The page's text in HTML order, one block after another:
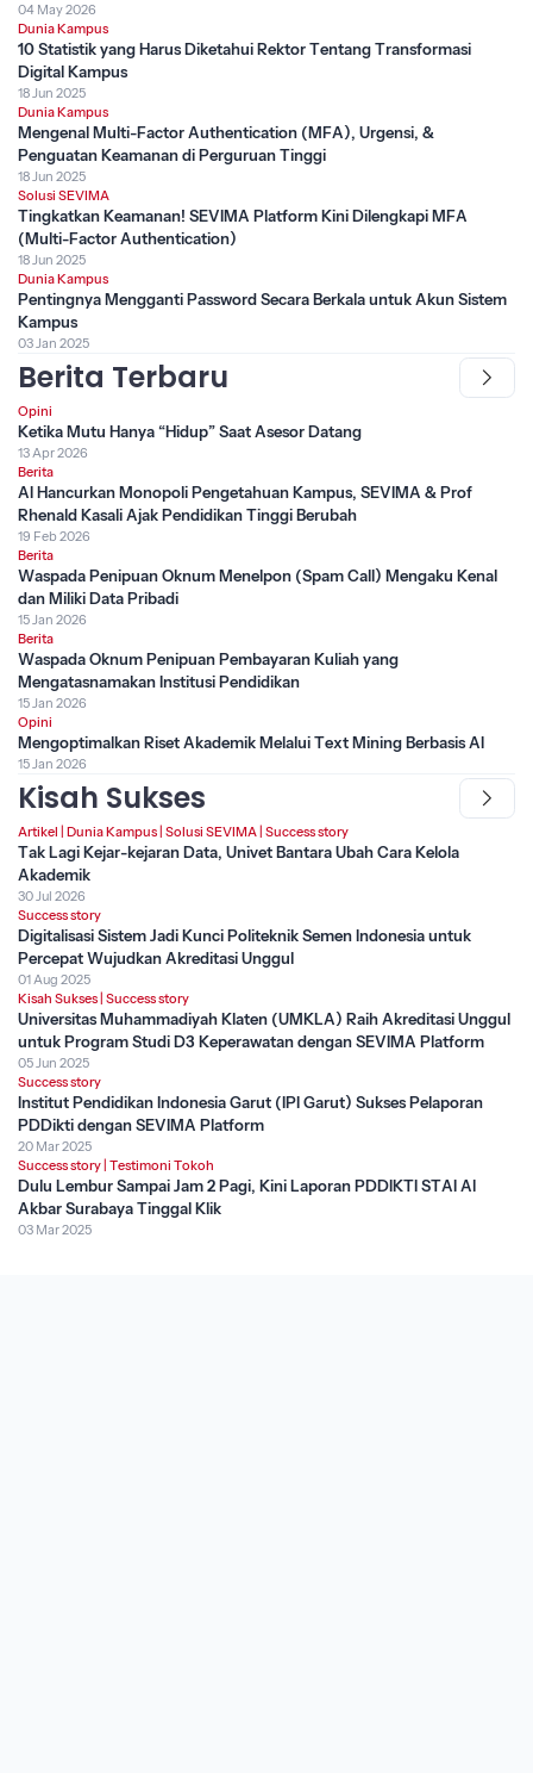
04 May 2026
Dunia Kampus
10 Statistik yang Harus Diketahui Rektor Tentang Transformasi
Digital Kampus
18 Jun 2025
Dunia Kampus
Mengenal Multi-Factor Authentication (MFA), Urgensi, &
Penguatan Keamanan di Perguruan Tinggi
18 Jun 2025
Solusi SEVIMA
Tingkatkan Keamanan! SEVIMA Platform Kini Dilengkapi MFA
(Multi-Factor Authentication)
18 Jun 2025
Dunia Kampus
Pentingnya Mengganti Password Secara Berkala untuk Akun Sistem
Kampus
03 Jan 2025
Berita Terbaru
Opini
Ketika Mutu Hanya “Hidup” Saat Asesor Datang
13 Apr 2026
Berita
AI Hancurkan Monopoli Pengetahuan Kampus, SEVIMA & Prof
Rhenald Kasali Ajak Pendidikan Tinggi Berubah
19 Feb 2026
Berita
Waspada Penipuan Oknum Menelpon (Spam Call) Mengaku Kenal
dan Miliki Data Pribadi
15 Jan 2026
Berita
Waspada Oknum Penipuan Pembayaran Kuliah yang
Mengatasnamakan Institusi Pendidikan
15 Jan 2026
Opini
Mengoptimalkan Riset Akademik Melalui Text Mining Berbasis AI
15 Jan 2026
Kisah Sukses
Artikel Dunia Kampus Solusi SEVIMA Success story
Tak Lagi Kejar-kejaran Data, Univet Bantara Ubah Cara Kelola
Akademik
30 Jul 2026
Success story
Digitalisasi Sistem Jadi Kunci Politeknik Semen Indonesia untuk
Percepat Wujudkan Akreditasi Unggul
01 Aug 2025
Kisah Sukses Success story
Universitas Muhammadiyah Klaten (UMKLA) Raih Akreditasi Unggul
untuk Program Studi D3 Keperawatan dengan SEVIMA Platform
05 Jun 2025
Success story
Institut Pendidikan Indonesia Garut (IPI Garut) Sukses Pelaporan
PDDikti dengan SEVIMA Platform
20 Mar 2025
Success story Testimoni Tokoh
Dulu Lembur Sampai Jam 2 Pagi, Kini Laporan PDDIKTI STAI Al
Akbar Surabaya Tinggal Klik
03 Mar 2025